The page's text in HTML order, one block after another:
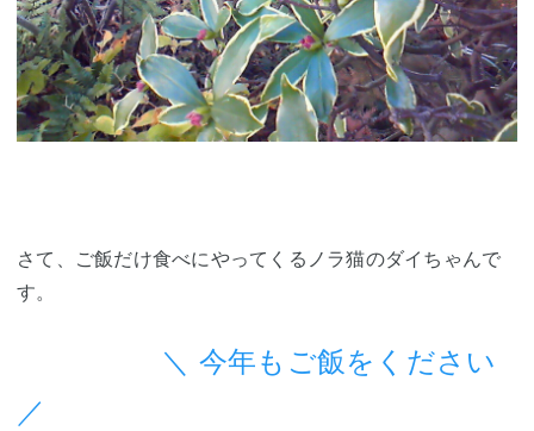
さて、ご飯だけ食べにやってくるノラ猫のダイちゃんで
す。
＼ 今年もご飯をください
／